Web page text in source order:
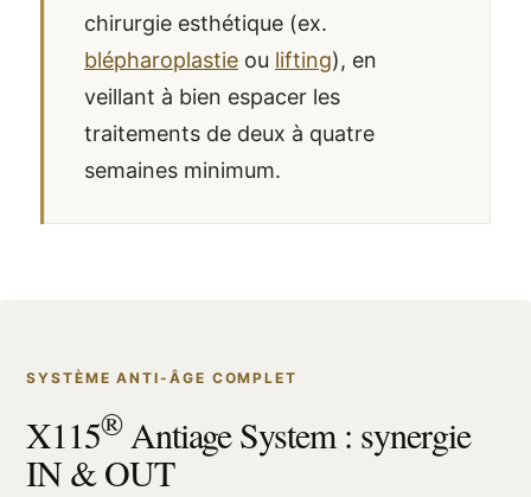
chirurgie esthétique (ex.
blépharoplastie ou lifting), en
veillant à bien espacer les
traitements de deux à quatre
semaines minimum.
SYSTÈME ANTI-ÂGE COMPLET
X115®Antiage System : synergie
IN & OUT